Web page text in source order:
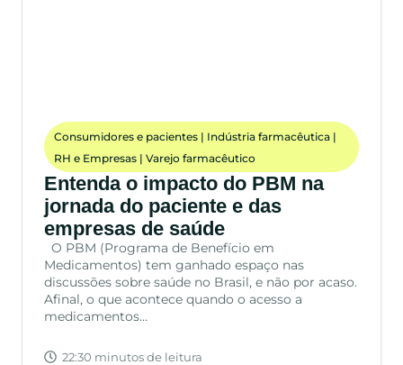
Consumidores e pacientes | Indústria farmacêutica |
RH e Empresas |Varejo farmacêutico
Entenda o impacto do PBM na
jornada do paciente e das
empresas de saúde
O PBM (Programa de Benefício em
Medicamentos) tem ganhado espaço nas
discussões sobre saúde no Brasil, e não por acaso.
Afinal, o que acontece quando o acesso a
medicamentos…
22:30 minutos de leitura